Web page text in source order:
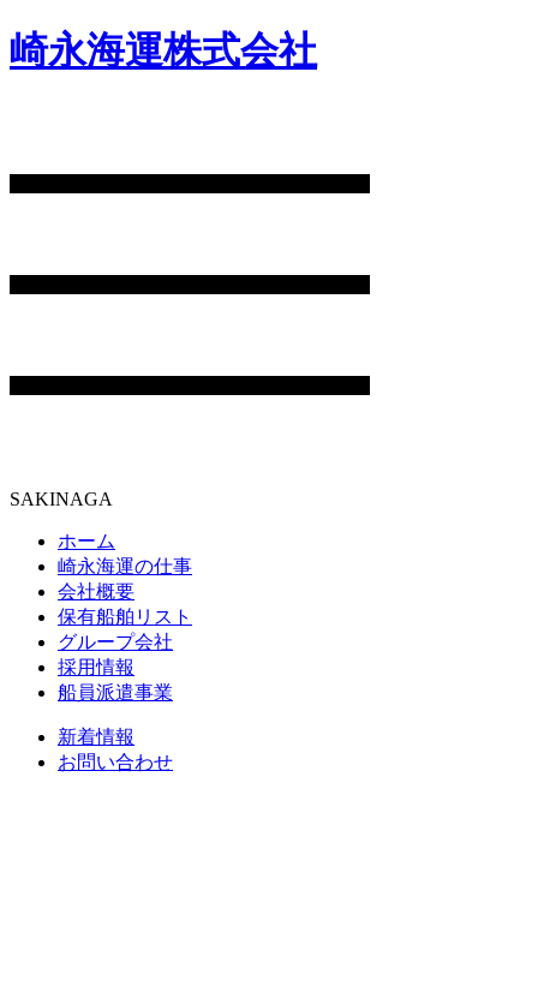
崎永海運株式会社
SAKINAGA
ホーム
崎永海運の仕事
会社概要
保有船舶リスト
グループ会社
採用情報
船員派遣事業
新着情報
お問い合わせ